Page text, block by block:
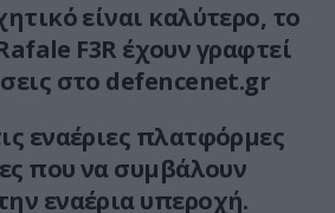
είναι καλύτερο, το
F3R έχουν γραφτεί
στο defencenet.gr
εναέριες πλατφόρμες
που να συμβάλουν
εναέρια υπεροχή.